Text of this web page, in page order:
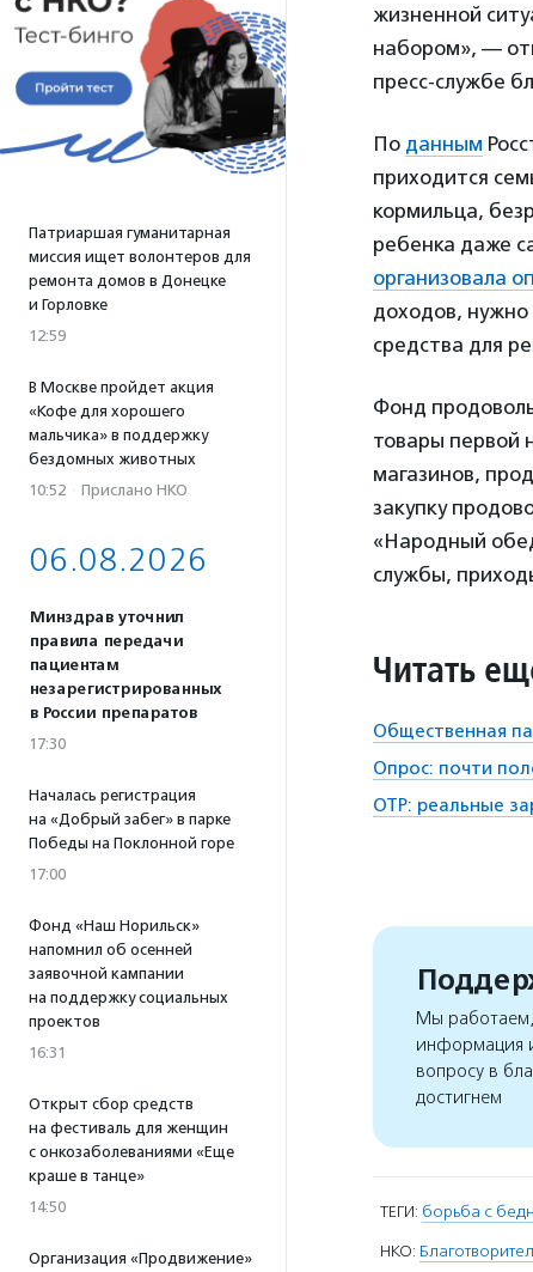
Патриаршая гуманитарная
миссия ищет волонтеров для
ремонта домов в Донецке
и Горловке
12:59
В Москве пройдет акция
«Кофе для хорошего
мальчика» в поддержку
бездомных животных
10:52 · Прислано НКО
06.08.2026
Минздрав уточнил
правила передачи
пациентам
незарегистрированных
в России препаратов
17:30
Началась регистрация
на «Добрый забег» в парке
Победы на Поклонной горе
17:00
Фонд «Наш Норильск»
напомнил об осенней
заявочной кампании
на поддержку социальных
проектов
16:31
Открыт сбор средств
на фестиваль для женщин
с онкозаболеваниями «Еще
краше в танце»
14:50
Организация «Продвижение»
жизненной
набором», —
пресс-службе
По данным
приходится
кормильца,
ребенка даже
организовала
доходов, нужно
средства для
Фонд
товары первой
магазинов,
закупку
«Народный
службы,
Читать
Общественная
Опрос: почти
ОТР: реальные
Мы работаем,
информация
вопросу в
достигнем
ТЕГИ: борьба с
НКО: